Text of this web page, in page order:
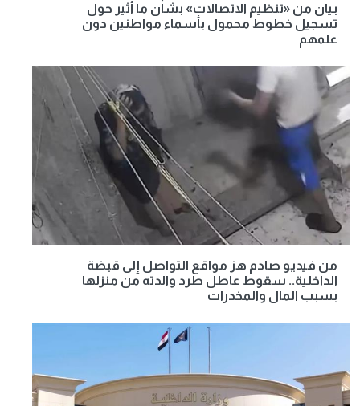
بيان من «تنظيم الاتصالات» بشأن ما أُثير حول
تسجيل خطوط محمول بأسماء مواطنين دون
علمهم
من فيديو صادم هز مواقع التواصل إلى قبضة
الداخلية.. سقوط عاطل طرد والدته من منزلها
بسبب المال والمخدرات